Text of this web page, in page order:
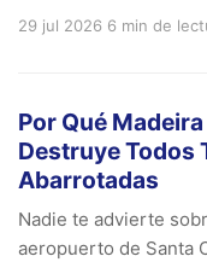
29 jul 2026 6 min de
Por Qué
Destruye Todos
Abarrotadas
Nadie te advierte
aeropuerto de Santa